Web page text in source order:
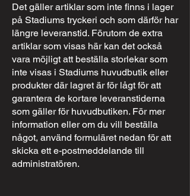
Det gäller artiklar som inte finns i lager
på Stadiums tryckeri och som därför har
längre leveranstid. Förutom de extra
artiklar som visas här kan det också
vara möjligt att beställa storlekar som
inte visas i Stadiums huvudbutik eller
produkter där lagret är för lågt för att
garantera de kortare leveranstiderna
som gäller för huvudbutiken. För mer
information eller om du vill beställa
något, använd formuläret nedan för att
skicka ett e-postmeddelande till
administratören.